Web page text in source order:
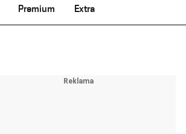
Premium Extra